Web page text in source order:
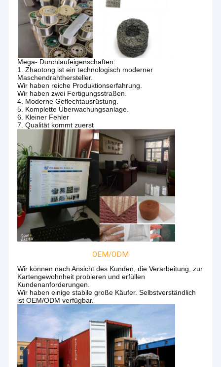
Draht Mesh Washer
Edelstahl-Reinigungsball
Gestrickter Draht Mesh Tape
Metallkissen-Dämpfer
gestricktes Maschengewebe
Kupferne gestrickte Masche
Drahtgewebe-Maschendraht
Maschenauflagendemister
Aluminiumfolie-Masche
Aluminiumfilter-Masche
Gesinterter Maschendraht
Mega- Durchlaufeigenschaften:
1. Zhaotong ist ein technologisch moderner
Maschendrahthersteller.
Wir haben reiche Produktionserfahrung.
Wir haben zwei Fertigungsstraßen.
4. Moderne Geflechtausrüstung.
5. Komplette Überwachungsanlage.
6. Kleiner Fehler
7. Qualität kommt zuerst
OEM/ODM
Wir können nach Ansicht des Kunden, die Verarbeitung, zur
Kartengewohnheit probieren und erfüllen
Kundenanforderungen.
Wir haben einige stabile große Käufer. Selbstverständlich
ist OEM/ODM verfügbar.
produzieren.